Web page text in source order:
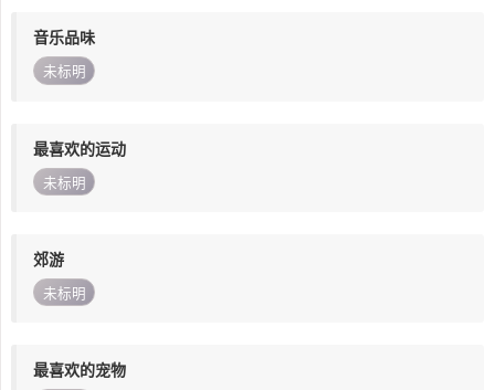
音乐品味
未标明
最喜欢的运动
未标明
郊游
未标明
最喜欢的宠物